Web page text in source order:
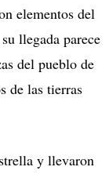
elementos del
llegada parece
del pueblo de
de las tierras
y llevaron